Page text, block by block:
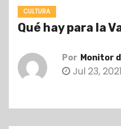
CULTURA
Qué hay para la
Por Monitor
Jul 23, 2021